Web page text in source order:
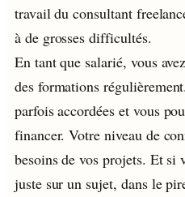
travail du consultant
à de grosses difficultés.
En tant que salarié, vous
des formations
parfois accordées et vous
financer. Votre niveau de
besoins de vos projets. Et si
juste sur un sujet, dans le